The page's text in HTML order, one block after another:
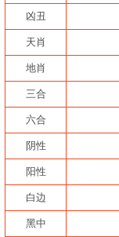
凶丑
天肖
地肖
三合
六合
阴性
阳性
白边
黑中